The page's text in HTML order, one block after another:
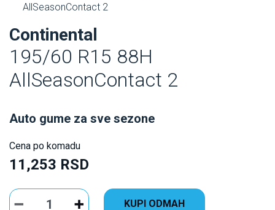
AllSeasonContact 2
Continental
195/60 R15 88H
AllSeasonContact 2
Auto gume za sve sezone
Cena po komadu
11,253 RSD
KUPI ODMAH